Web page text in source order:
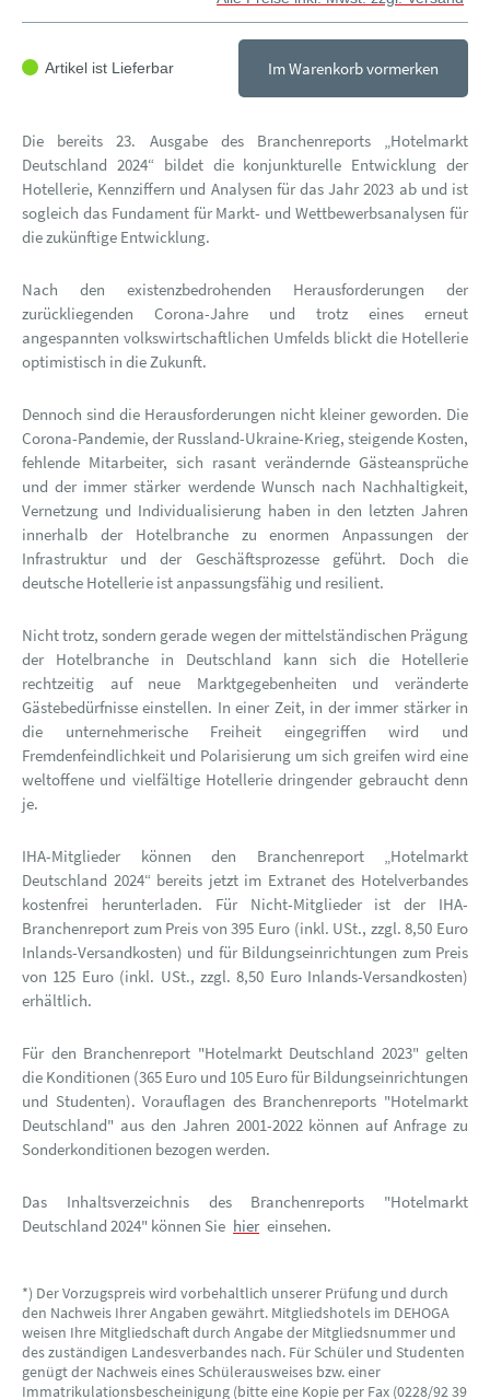
Artikel ist Lieferbar Im Warenkorb vormerken
Die bereits 23. Ausgabe des Branchenreports „Hotelmarkt
Deutschland 2024“ bildet die konjunkturelle Entwicklung der
Hotellerie, Kennziffern und Analysen für das Jahr 2023 ab und ist
sogleich das Fundament für Markt- und Wettbewerbsanalysen für
die zukünftige Entwicklung.
Nach den existenzbedrohenden Herausforderungen der
zurückliegenden Corona-Jahre und trotz eines erneut
angespannten volkswirtschaftlichen Umfelds blickt die Hotellerie
optimistisch in die Zukunft.
Dennoch sind die Herausforderungen nicht kleiner geworden. Die
Corona-Pandemie, der Russland-Ukraine-Krieg, steigende Kosten,
fehlende Mitarbeiter, sich rasant verändernde Gästeansprüche
und der immer stärker werdende Wunsch nach Nachhaltigkeit,
Vernetzung und Individualisierung haben in den letzten Jahren
innerhalb der Hotelbranche zu enormen Anpassungen der
Infrastruktur und der Geschäftsprozesse geführt. Doch die
deutsche Hotellerie ist anpassungsfähig und resilient.
Nicht trotz, sondern gerade wegen der mittelständischen Prägung
der Hotelbranche in Deutschland kann sich die Hotellerie
rechtzeitig auf neue Marktgegebenheiten und veränderte
Gästebedürfnisse einstellen. In einer Zeit, in der immer stärker in
die unternehmerische Freiheit eingegriffen wird und
Fremdenfeindlichkeit und Polarisierung um sich greifen wird eine
weltoffene und vielfältige Hotellerie dringender gebraucht denn
je.
IHA-Mitglieder können den Branchenreport „Hotelmarkt
Deutschland 2024“ bereits jetzt im Extranet des Hotelverbandes
kostenfrei herunterladen. Für Nicht-Mitglieder ist der IHA-
Branchenreport zum Preis von 395 Euro (inkl. USt., zzgl. 8,50 Euro
Inlands-Versandkosten) und für Bildungseinrichtungen zum Preis
von 125 Euro (inkl. USt., zzgl. 8,50 Euro Inlands-Versandkosten)
erhältlich.
Für den Branchenreport "Hotelmarkt Deutschland 2023" gelten
die Konditionen (365 Euro und 105 Euro für Bildungseinrichtungen
und Studenten). Vorauflagen des Branchenreports "Hotelmarkt
Deutschland" aus den Jahren 2001-2022 können auf Anfrage zu
Sonderkonditionen bezogen werden.
Das Inhaltsverzeichnis des Branchenreports "Hotelmarkt
Deutschland 2024" können Sie hier einsehen.
*) Der Vorzugspreis wird vorbehaltlich unserer Prüfung und durch
den Nachweis Ihrer Angaben gewährt. Mitgliedshotels im DEHOGA
weisen Ihre Mitgliedschaft durch Angabe der Mitgliedsnummer und
des zuständigen Landesverbandes nach. Für Schüler und Studenten
genügt der Nachweis eines Schülerausweises bzw. einer
Immatrikulationsbescheinigung (bitte eine Kopie per Fax (0228/92 39